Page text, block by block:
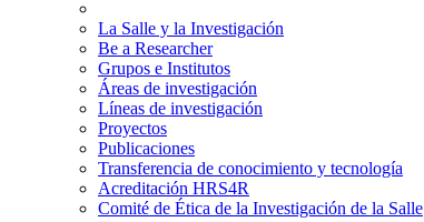
La Salle y la Investigación
Be a Researcher
Grupos e Institutos
Áreas de investigación
Líneas de investigación
Proyectos
Publicaciones
Transferencia de conocimiento y tecnología
Acreditación HRS4R
Comité de Ética de la Investigación de la Salle